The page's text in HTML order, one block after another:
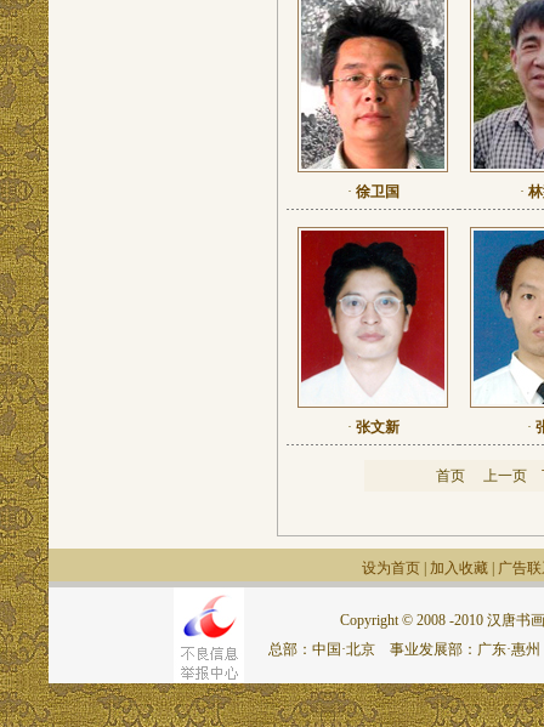
· 徐卫国 ·
· 张文新 ·
首页 上一页
设为首页 加入收藏 广告
Copyright © 2008 -2010 汉唐书
总部：中国·北京 事业发展部：广东·惠